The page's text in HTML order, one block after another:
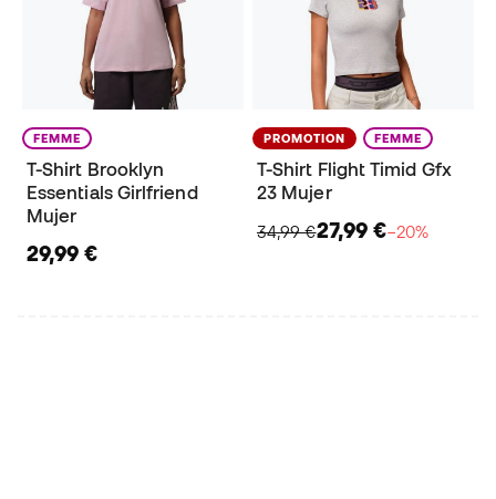
FEMME
T-Shirt Brooklyn
Essentials Girlfriend
Mujer
29,99 €
PROMOTION FEMME
T-Shirt Flight Timid Gfx
23 Mujer
34,99 €27,99 €−20%